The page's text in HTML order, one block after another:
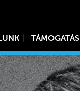
TÁMOGATÁS